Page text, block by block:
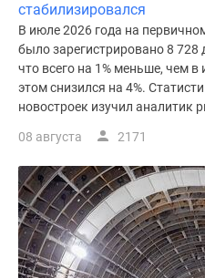
акции
Макс
стабилизировался
В июле 2026 года на
было зарегистрировано 8 728
что всего на 1% меньше, чем
этом снизился на 4%.
новостроек изучил аналитик
08 августа 2171